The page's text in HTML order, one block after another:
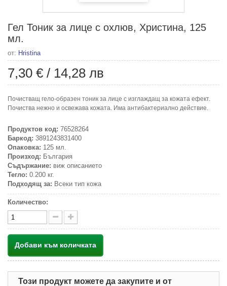
Гел Тоник за лице с охлюв, Христина, 125
мл.
от: Hristina
7,30 € / 14,28 лв
Почистващ гело-образен тоник за лице с изглаждащ за кожата ефект.
Почиства нежно и освежава кожата. Има антибактериално действие.
Продуктов код: 76528264
Баркод: 3891243831400
Опаковка: 125 мл.
Произход: България
Съдържание: виж описанието
Тегло: 0.200 кг.
Подходящ за: Всеки тип кожа
Количество:
Добави към количката
Този продукт можете да закупите и от